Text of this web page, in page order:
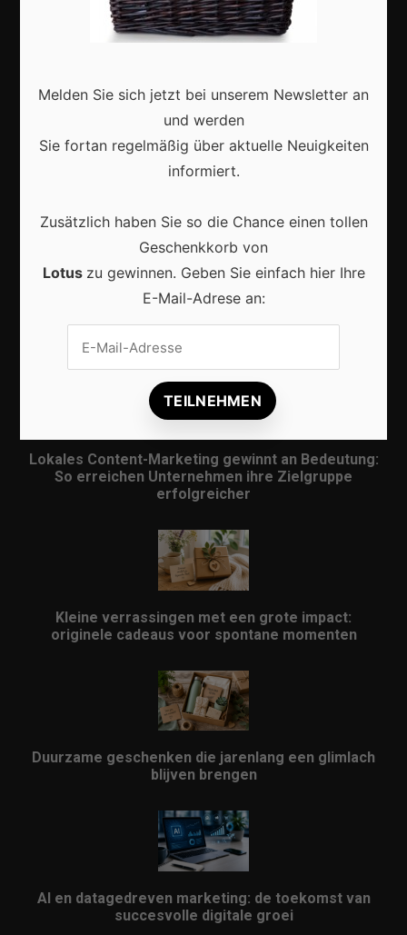
Webshops
Lokales Content-Marketing gewinnt an Bedeutung:
So erreichen Unternehmen ihre Zielgruppe
erfolgreicher
Kleine verrassingen met een grote impact:
originele cadeaus voor spontane momenten
Duurzame geschenken die jarenlang een glimlach
blijven brengen
AI en datagedreven marketing: de toekomst van
succesvolle digitale groei
Melden Sie sich jetzt bei unserem Newsletter an
und werden
Sie fortan regelmäßig über aktuelle Neuigkeiten
informiert.
Zusätzlich haben Sie so die Chance einen tollen
Geschenkkorb von
Lotus zu gewinnen. Geben Sie einfach hier Ihre
E-Mail-Adrese an: